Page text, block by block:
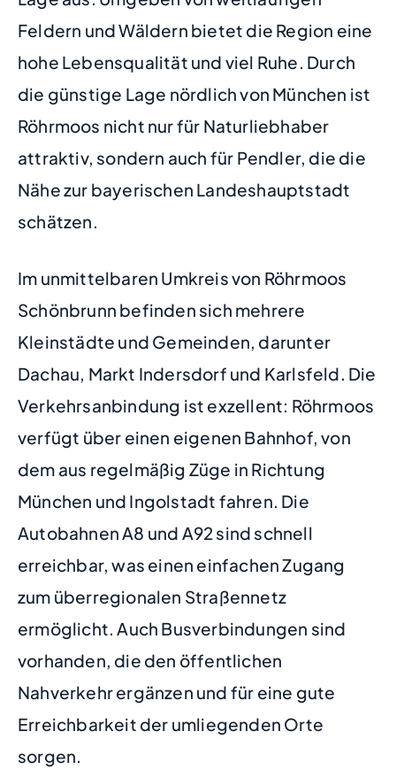
Feldern und Wäldern bietet die Region eine
hohe Lebensqualität und viel Ruhe. Durch
die günstige Lage nördlich von München ist
Röhrmoos nicht nur für Naturliebhaber
attraktiv, sondern auch für Pendler, die die
Nähe zur bayerischen Landeshauptstadt
schätzen.
Im unmittelbaren Umkreis von Röhrmoos
Schönbrunn befinden sich mehrere
Kleinstädte und Gemeinden, darunter
Dachau, Markt Indersdorf und Karlsfeld. Die
Verkehrsanbindung ist exzellent: Röhrmoos
verfügt über einen eigenen Bahnhof, von
dem aus regelmäßig Züge in Richtung
München und Ingolstadt fahren. Die
Autobahnen A8 und A92 sind schnell
erreichbar, was einen einfachen Zugang
zum überregionalen Straßennetz
ermöglicht. Auch Busverbindungen sind
vorhanden, die den öffentlichen
Nahverkehr ergänzen und für eine gute
Erreichbarkeit der umliegenden Orte
sorgen.